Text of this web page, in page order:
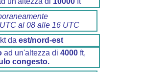
al 08 alle 16 UTC
kt da est/nord-est
ad un'altezza di 4000ft,
congesto.